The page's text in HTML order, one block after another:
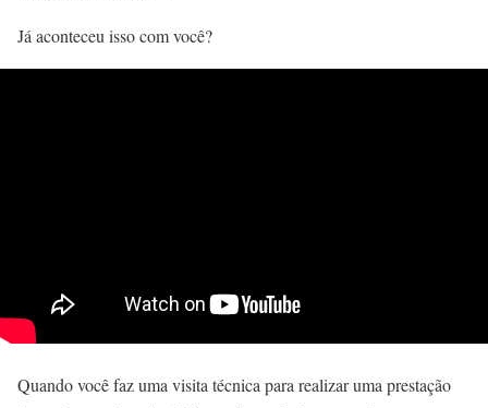
Já aconteceu isso com você?
Quando você faz uma visita técnica para realizar uma prestação